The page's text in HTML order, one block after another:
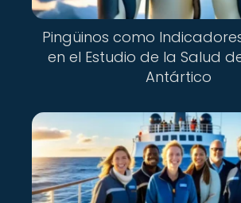
Pingüinos como
en el Estudio de la Salud
Antártico